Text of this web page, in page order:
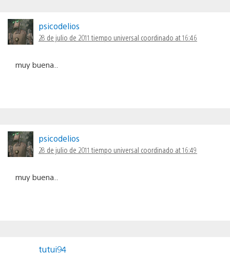
psicodelios
28 de julio de 2011 tiempo universal coordinado at 16:46
muy buena..
psicodelios
28 de julio de 2011 tiempo universal coordinado at 16:49
muy buena..
tutui94